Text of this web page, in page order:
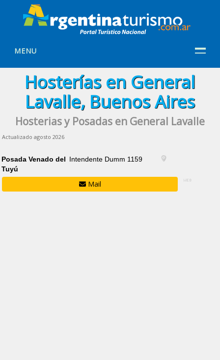
MENU
Hosterías en General
Lavalle, Buenos Aires
Hosterias y Posadas en General Lavalle
Actualizado agosto 2026
Posada Venado del
Tuyú
Intendente Dumm 1159
Mail